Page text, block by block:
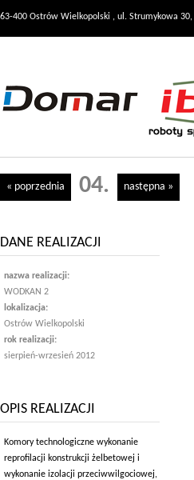
63-400 Ostrów Wielkopolski , ul. Strumykowa 30,
« poprzednia 04. następna »
DANE REALIZACJI
nazwa realizacji:
WODKAN 2
lokalizacja:
Ostrów Wielkopolski
rok realizacji:
sierpień-wrzesień 2012
OPIS REALIZACJI
Komory technologiczne wykonanie
reprofilacji konstrukcji żelbetowej i
wykonanie izolacji przeciwwilgociowej,